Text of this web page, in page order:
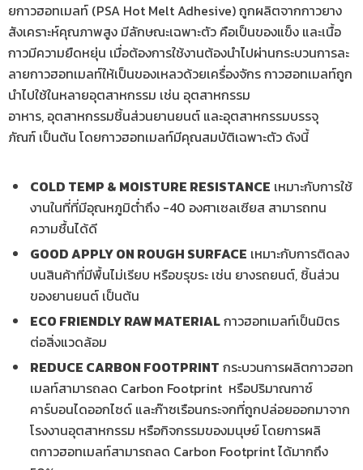
ยกาวฮอทเมลท์ (PSA Hot Melt Adhesive) ถูกผลิตจากกาวยาง
สังเคราะห์คุณภาพสูง มีลักษณะเฉพาะตัว คือเป็นของแข็ง และเนื้อ
กาวมีความยืดหยุ่น เมื่อต้องการใช้งานต้องนำไปผ่านกระบวนการละ
ลายกาวฮอทเมลท์ให้เป็นของเหลวด้วยเครื่องจักร กาวฮอทเมลท์ถูก
นำไปใช้ในหลายอุตสาหกรรม เช่น อุตสาหกรรม
อาหาร, อุตสาหกรรมชิ้นส่วนยานยนต์ และอุตสาหกรรมบรรจุ
ภัณฑ์ เป็นต้น โดยกาวฮอทเมลท์มีคุณสมบัติเฉพาะตัว ดังนี้
COLD TEMP & MOISTURE RESISTANCE เหมาะกับการใช้
งานในที่ที่มีอุณหภูมิต่ำถึง -40 องศาเซลเซียส สามารถทน
ความชื้นได้ดี
GOOD APPLY ON ROUGH SURFACE เหมาะกับการติดลง
บนสินค้าที่มีพื้นไม่เรียบ หรือขรุขระ เช่น ยางรถยนต์, ชิ้นส่วน
ของยานยนต์ เป็นต้น
ECO FRIENDLY RAW MATERIALกาวฮอทเมลท์เป็นมิตร
ต่อสิ่งแวดล้อม
REDUCE CARBON FOOTPRINT กระบวนการผลิตกาวฮอท
เมลท์สามารถลด Carbon Footprint หรือปริมาณกาซ์
คาร์บอนไดออกไซด์ และก๊าซเรือนกระจกที่ถูกปล่อยออกมาจาก
โรงงานอุตสาหกรรม หรือกิจกรรมของมนุษย์ โดยการผลิ
ตกาวฮอทเมลท์สามารถลด Carbon Footprint ได้มากถึง